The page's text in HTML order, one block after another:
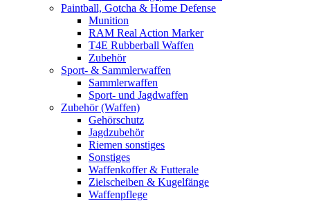
Paintball, Gotcha & Home Defense
Munition
RAM Real Action Marker
T4E Rubberball Waffen
Zubehör
Sport- & Sammlerwaffen
Sammlerwaffen
Sport- und Jagdwaffen
Zubehör (Waffen)
Gehörschutz
Jagdzubehör
Riemen sonstiges
Sonstiges
Waffenkoffer & Futterale
Zielscheiben & Kugelfänge
Waffenpflege